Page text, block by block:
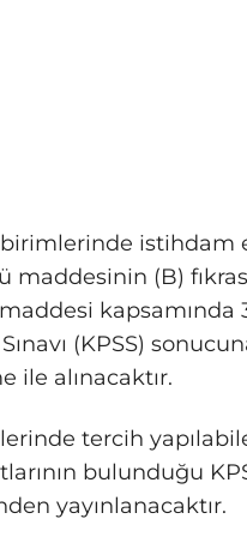
birimlerinde
(B)
kapsamında
(KPSS)
ile alınacaktır.
tercih
bulunduğu
yayınlanacaktır.